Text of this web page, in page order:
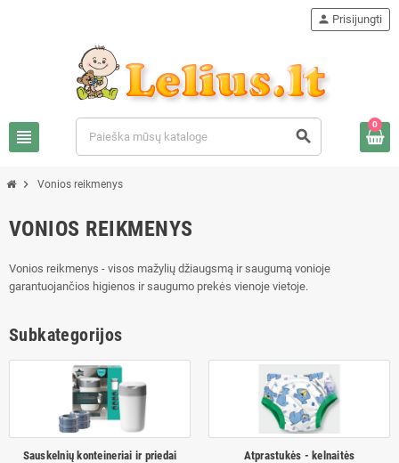
view_headline search
person Prisijungti
0
chevron_right Vonios reikmenys
VONIOS REIKMENYS
Vonios reikmenys - visos mažylių džiaugsmą ir saugumą vonioje
garantuojančios higienos ir saugumo prekės vienoje vietoje.
Subkategorijos
Sauskelnių konteineriai ir priedai Atprastukės - kelnaitės